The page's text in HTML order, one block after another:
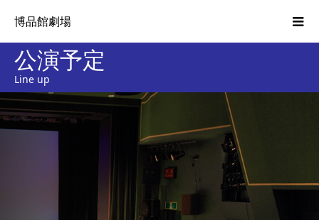
博品館劇場
公演予定
Line up